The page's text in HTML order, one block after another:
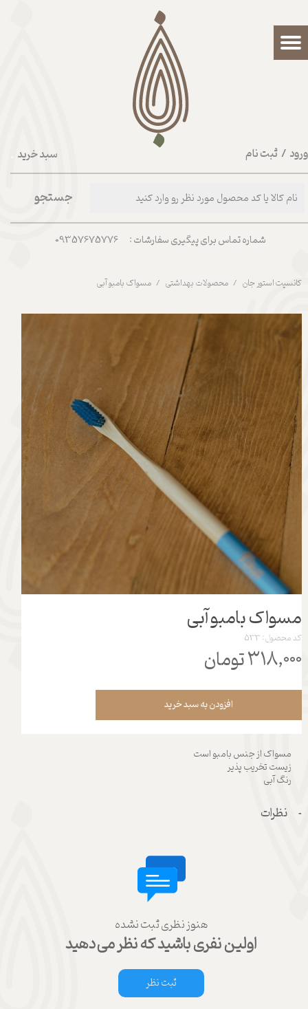
سبد خرید / ثبت نام
حساب کاربری من
تغییر گذر واژه
شماره تماس برای پیگیری سفارشات : 09357675776
جستجو
کانسپت استور جان محصولات بهداشتی مسواک بامبو آبی
مسواک بامبو آبی
کد محصول: 533
۳۱۸,۰۰۰ تومان
افزودن به سبد خرید
مسواک از جنس بامبو است
زیست تخریب پذیر
رنگ آبی
نظرات
هنوز نظری ثبت نشده
اولین نفری باشید که نظر می‌دهید
ثبت نظر